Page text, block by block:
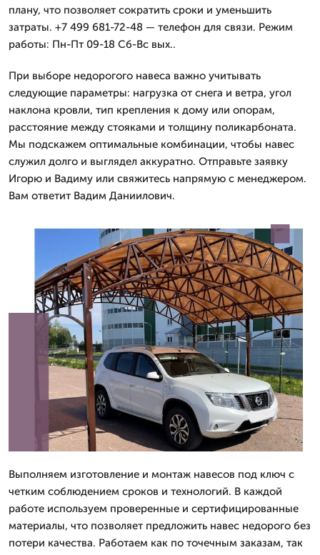
плану, что позволяет сократить сроки и уменьшить
затраты. +7 499 681-72-48 — телефон для связи. Режим
работы: Пн-Пт 09-18 Сб-Вс вых..
При выборе недорогого навеса важно учитывать
следующие параметры: нагрузка от снега и ветра, угол
наклона кровли, тип крепления к дому или опорам,
расстояние между стояками и толщину поликарбоната.
Мы подскажем оптимальные комбинации, чтобы навес
служил долго и выглядел аккуратно. Отправьте заявку
Игорю и Вадиму или свяжитесь напрямую с менеджером.
Вам ответит Вадим Даниилович.
Выполняем изготовление и монтаж навесов под ключ с
четким соблюдением сроков и технологий. В каждой
работе используем проверенные и сертифицированные
материалы, что позволяет предложить навес недорого без
потери качества. Работаем как по точечным заказам, так